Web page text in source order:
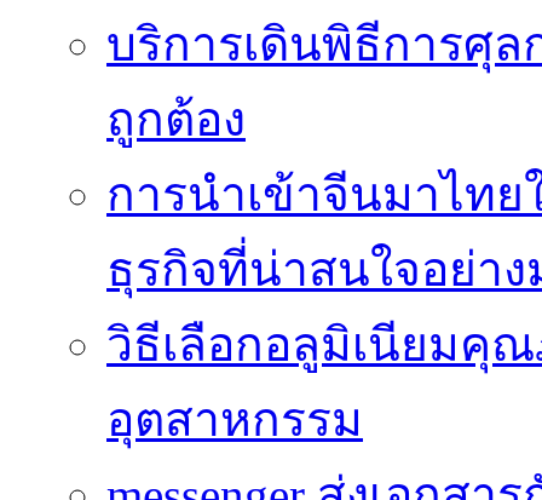
บริการเดินพิธีการศุล
ถูกต้อง
การนำเข้าจีนมาไท
ธุรกิจที่น่าสนใจอย่าง
วิธีเลือกอลูมิเนียมคุ
อุตสาหกรรม